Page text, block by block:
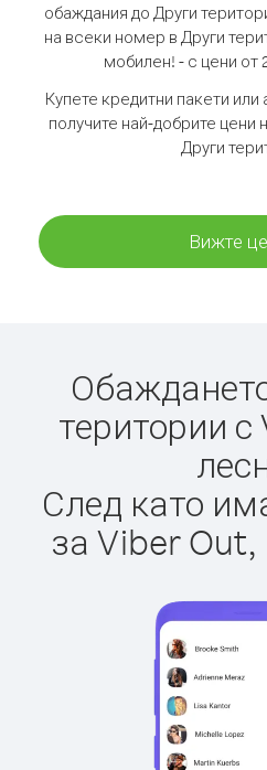
обаждания до Други
на всеки номер в Други
мобилен! - с цени от
Купете кредитни пакети
получите най-добрите цени
Други
Вижте
територии
След като
за Viber